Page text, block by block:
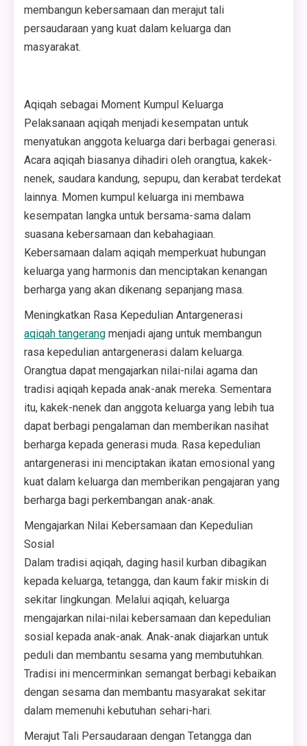
membangun kebersamaan dan merajut tali
persaudaraan yang kuat dalam keluarga dan
masyarakat.
Aqiqah sebagai Moment Kumpul Keluarga
Pelaksanaan aqiqah menjadi kesempatan untuk
menyatukan anggota keluarga dari berbagai generasi.
Acara aqiqah biasanya dihadiri oleh orangtua, kakek-
nenek, saudara kandung, sepupu, dan kerabat terdekat
lainnya. Momen kumpul keluarga ini membawa
kesempatan langka untuk bersama-sama dalam
suasana kebersamaan dan kebahagiaan.
Kebersamaan dalam aqiqah memperkuat hubungan
keluarga yang harmonis dan menciptakan kenangan
berharga yang akan dikenang sepanjang masa.
Meningkatkan Rasa Kepedulian Antargenerasi
aqiqah tangerang menjadi ajang untuk membangun
rasa kepedulian antargenerasi dalam keluarga.
Orangtua dapat mengajarkan nilai-nilai agama dan
tradisi aqiqah kepada anak-anak mereka. Sementara
itu, kakek-nenek dan anggota keluarga yang lebih tua
dapat berbagi pengalaman dan memberikan nasihat
berharga kepada generasi muda. Rasa kepedulian
antargenerasi ini menciptakan ikatan emosional yang
kuat dalam keluarga dan memberikan pengajaran yang
berharga bagi perkembangan anak-anak.
Mengajarkan Nilai Kebersamaan dan Kepedulian
Sosial
Dalam tradisi aqiqah, daging hasil kurban dibagikan
kepada keluarga, tetangga, dan kaum fakir miskin di
sekitar lingkungan. Melalui aqiqah, keluarga
mengajarkan nilai-nilai kebersamaan dan kepedulian
sosial kepada anak-anak. Anak-anak diajarkan untuk
peduli dan membantu sesama yang membutuhkan.
Tradisi ini mencerminkan semangat berbagi kebaikan
dengan sesama dan membantu masyarakat sekitar
dalam memenuhi kebutuhan sehari-hari.
Merajut Tali Persaudaraan dengan Tetangga dan